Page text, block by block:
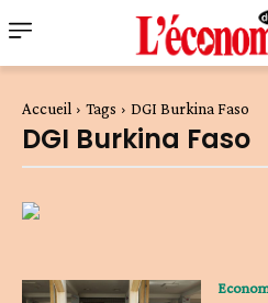
Accueil Tags DGI Burkina Faso
DGI Burkina Faso